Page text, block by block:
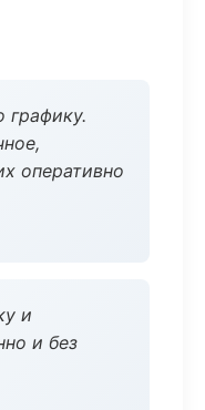
графику.
оперативно
и
и без